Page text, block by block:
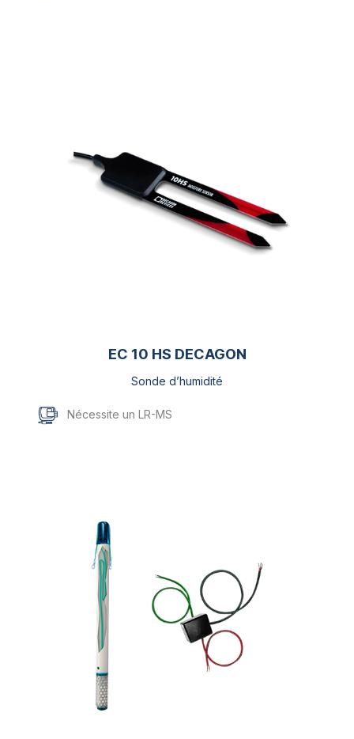
EC 10 HS DECAGON
Sonde d’humidité
Nécessite un LR-MS